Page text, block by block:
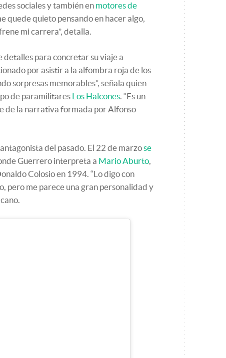
sociales y también en motores de
quede quieto pensando en hacer algo,
mi carrera”, detalla.
detalles para concretar su viaje a
por asistir a la alfombra roja de los
sorpresas memorables”, señala quien
de paramilitares Los Halcones. “Es un
de la narrativa formada por Alfonso
del pasado. El 22 de marzose
Guerrero interpreta a Mario Aburto,
Colosio en 1994. “Lo digo con
pero me parece una gran personalidad y